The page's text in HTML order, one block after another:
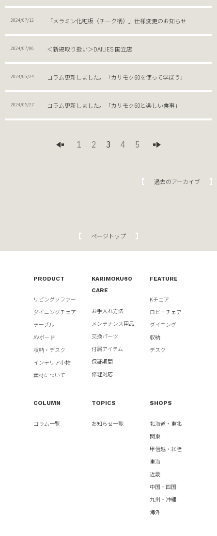
2024/07/12 「メラミン化粧板（チーク柄）」仕様変更のお知らせ
2024/07/06 ＜新規取り扱い＞DAILIES 国立店
2024/06/24 コラム更新しました。「カリモク60を使って学ぼう」
2024/05/27 コラム更新しました。「カリモク60と楽しい食事」
1 2 3 4 5
過去のアーカイブ
ページトップ
PRODUCT
リビングソファー
ダイニングチェア
テーブル
AVボード
収納・デスク
インテリア小物
素材について
KARIMOKU60
CARE
お手入れ方法
メンテナンス用品
交換パーツ
付属アイテム
保証期間
修理対応
FEATURE
Kチェア
ロビーチェア
ダイニング
収納
デスク
COLUMN
コラム一覧
TOPICS
お知らせ一覧
SHOPS
北海道・東北
関東
甲信越・北陸
東海
近畿
中国・四国
九州・沖縄
海外